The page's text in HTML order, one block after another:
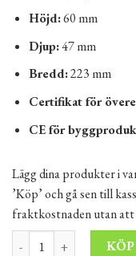
Höjd:60 mm
Djup:47 mm
Bredd:223 mm
Certifikat för
CE för
Lägg dina produkter i
’Köp’ och gå sen till
fraktkostnaden utan
Dörrstängare + KÖP